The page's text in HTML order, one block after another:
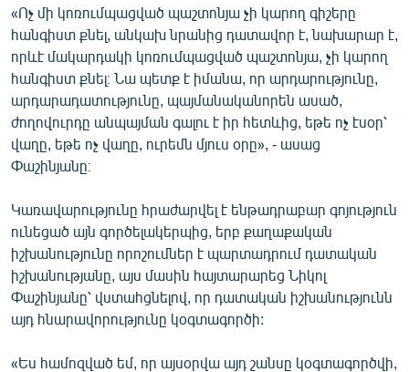
«Ոչ մի կոռումպացված պաշտոնյա չի կարող գիշերը
հանգիստ քնել, անկախ նրանից դատավոր է, նախարար է,
որևէ մակարդակի կոռումպացված պաշտոնյա, չի կարող
հանգիստ քնել։ Նա պետք է իմանա, որ արդարությունը,
արդարադատությունը, պայմանականորեն ասած,
ժողովուրդը անպայման գալու է իր հետևից, եթե ոչ էսօր՝
վաղը, եթե ոչ վաղը, ուրեմն մյուս օրը», - ասաց
Փաշինյանը։
Կառավարությունը հրաժարվել է ենթադրաբար գոյություն
ունեցած այն գործելակերպից, երբ քաղաքական
իշխանությունը որոշումներ է պարտադրում դատական
իշխանությանը, այս մասին հայտարարեց Նիկոլ
Փաշինյանը՝ վստահցնելով, որ դատական իշխանությունն
այդ հնարավորությունը կօգտագործի:
«Ես համոզված եմ, որ այսօրվա այդ շանսը կօգտագործվի,